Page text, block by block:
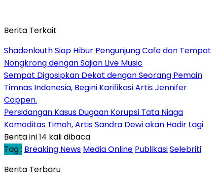
Berita Terkait
Shadenlouth Siap Hibur Pengunjung Cafe dan Tempat
Nongkrong dengan Sajian Live Music
Sempat Digosipkan Dekat dengan Seorang Pemain
Timnas Indonesia, Begini Karifikasi Artis Jennifer
Coppen.
Persidangan Kasus Dugaan Korupsi Tata Niaga
Komoditas Timah, Artis Sandra Dewi akan Hadir Lagi
Berita ini 14 kali dibaca
Tag : Breaking News Media Online PublikasiSelebriti
Berita Terbaru